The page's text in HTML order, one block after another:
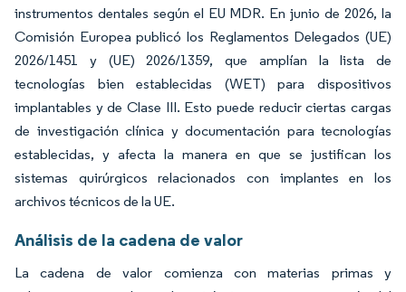
instrumentos dentales según el EU MDR. En junio de 2026, la
Comisión Europea publicó los Reglamentos Delegados (UE)
2026/1451 y (UE) 2026/1359, que amplían la lista de
tecnologías bien establecidas (WET) para dispositivos
implantables y de Clase III. Esto puede reducir ciertas cargas
de investigación clínica y documentación para tecnologías
establecidas, y afecta la manera en que se justifican los
sistemas quirúrgicos relacionados con implantes en los
archivos técnicos de la UE.
Análisis de la cadena de valor
La cadena de valor comienza con materias primas y